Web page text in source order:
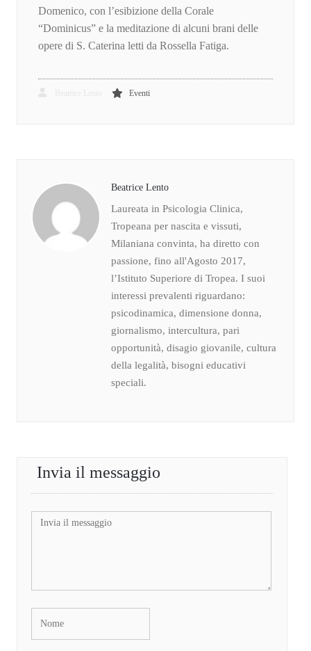
Domenico, con l’esibizione della Corale
“Dominicus” e la meditazione di alcuni brani delle
opere di S. Caterina letti da Rossella Fatiga.
Eventi
Beatrice Lento
Laureata in Psicologia Clinica,
Tropeana per nascita e vissuti,
Milaniana convinta, ha diretto con
passione, fino all'Agosto 2017,
l’Istituto Superiore di Tropea. I suoi
interessi prevalenti riguardano:
psicodinamica, dimensione donna,
giornalismo, intercultura, pari
opportunità, disagio giovanile, cultura
della legalità, bisogni educativi
speciali.
Invia il messaggio